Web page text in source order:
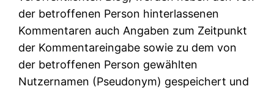
der betroffenen Person hinterlassenen
Kommentaren auch Angaben zum Zeitpunkt
der Kommentareingabe sowie zu dem von
der betroffenen Person gewählten
Nutzernamen (Pseudonym) gespeichert und